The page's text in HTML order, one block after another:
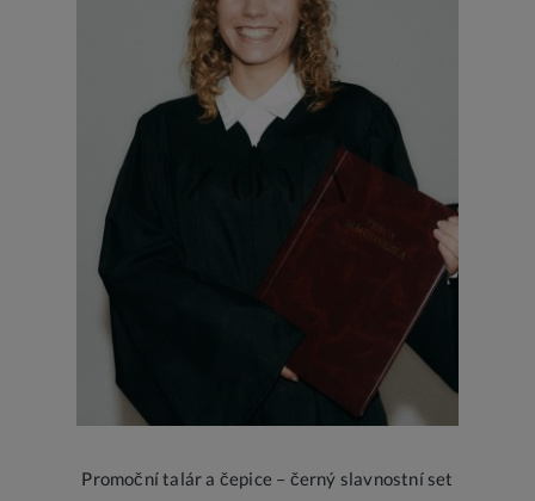
Promoční talár a čepice – černý slavnostní set